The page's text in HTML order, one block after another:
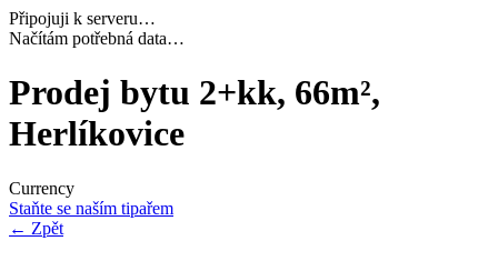
Připojuji k serveru…
Dokončuji inicializaci…
Prodej bytu 2+kk, 66m²,
Herlíkovice
Currency
Staňte se naším tipařem
← Zpět